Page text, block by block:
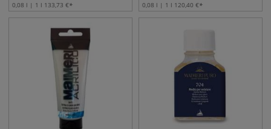
0,08 l | 1 l 133,73 € 0,08 l | 1 l 120,40 €